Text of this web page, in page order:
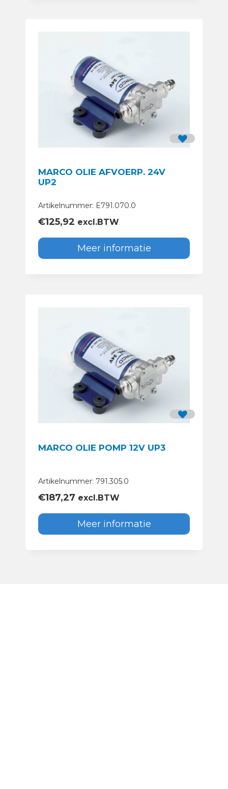
MARCO OLIE AFVOERP. 24V
UP2
Artikelnummer: E791.070.0
€125,92 excl.BTW
Meer informatie
MARCO OLIE POMP 12V UP3
Artikelnummer: 791.305.0
€187,27 excl.BTW
Meer informatie